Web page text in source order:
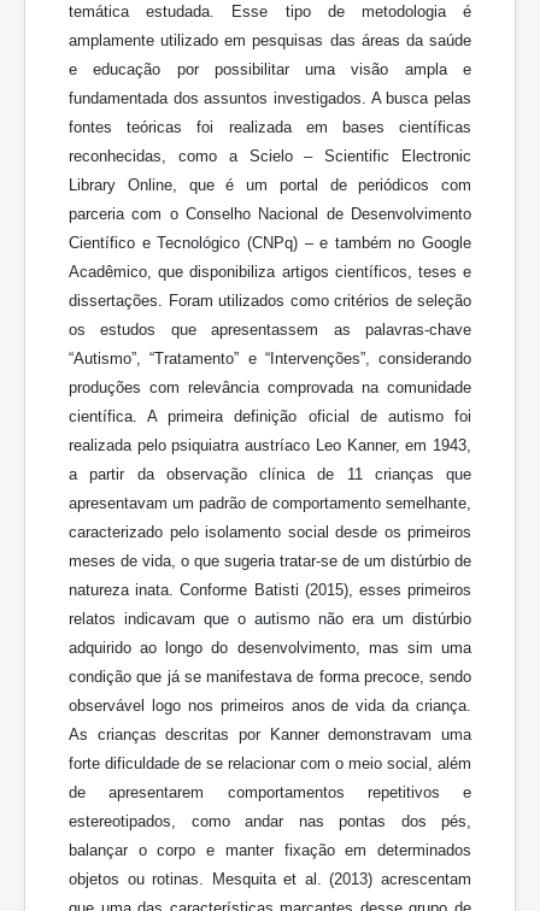
temática estudada. Esse tipo de metodologia é
amplamente utilizado em pesquisas das áreas da saúde
e educação por possibilitar uma visão ampla e
fundamentada dos assuntos investigados. A busca pelas
fontes teóricas foi realizada em bases científicas
reconhecidas, como a Scielo – Scientific Electronic
Library Online, que é um portal de periódicos com
parceria com o Conselho Nacional de Desenvolvimento
Científico e Tecnológico (CNPq) – e também no Google
Acadêmico, que disponibiliza artigos científicos, teses e
dissertações. Foram utilizados como critérios de seleção
os estudos que apresentassem as palavras-chave
“Autismo”, “Tratamento” e “Intervenções”, considerando
produções com relevância comprovada na comunidade
científica. A primeira definição oficial de autismo foi
realizada pelo psiquiatra austríaco Leo Kanner, em 1943,
a partir da observação clínica de 11 crianças que
apresentavam um padrão de comportamento semelhante,
caracterizado pelo isolamento social desde os primeiros
meses de vida, o que sugeria tratar-se de um distúrbio de
natureza inata. Conforme Batisti (2015), esses primeiros
relatos indicavam que o autismo não era um distúrbio
adquirido ao longo do desenvolvimento, mas sim uma
condição que já se manifestava de forma precoce, sendo
observável logo nos primeiros anos de vida da criança.
As crianças descritas por Kanner demonstravam uma
forte dificuldade de se relacionar com o meio social, além
de apresentarem comportamentos repetitivos e
estereotipados, como andar nas pontas dos pés,
balançar o corpo e manter fixação em determinados
objetos ou rotinas. Mesquita et al. (2013) acrescentam